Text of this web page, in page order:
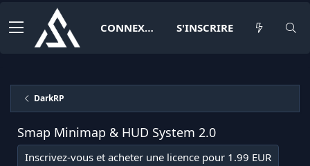
CONNEXION S'INSCRIRE
DarkRP
Smap Minimap & HUD System 2.0
Inscrivez-vous et acheter une licence pour 1.99 EUR